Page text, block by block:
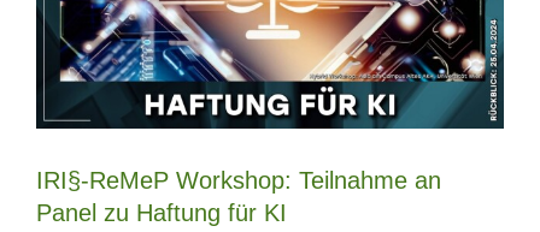
IRI§-ReMeP Workshop: Teilnahme an
Panel zu Haftung für KI